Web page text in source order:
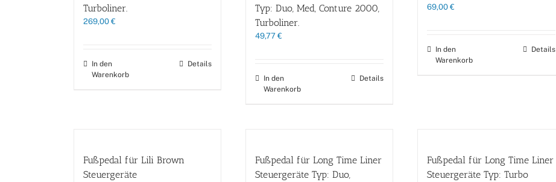
Turboliner.
269,00 €
In den
Warenkorb
Details
Typ: Duo, Med, Conture 2000,
Turboliner.
49,77 €
In den
Warenkorb
Details
69,00 €
In den
Warenkorb
Details
Fußpedal für Lili Brown
Steuergeräte
Fußpedal für Long Time Liner
Steuergeräte Typ: Duo,
Fußpedal für Long Time Liner
Steuergeräte Typ: Turbo